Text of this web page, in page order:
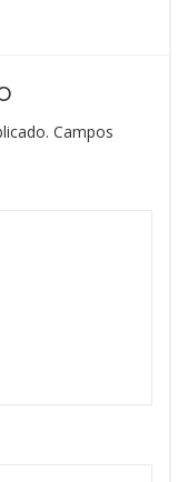
Campos